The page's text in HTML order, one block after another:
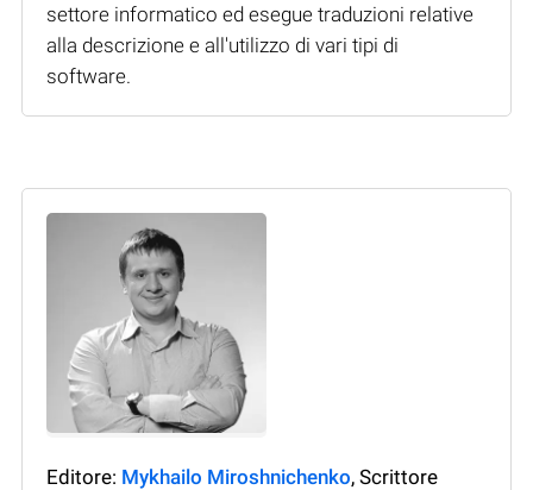
settore informatico ed esegue traduzioni relative
alla descrizione e all'utilizzo di vari tipi di
software.
Editore: Mykhailo Miroshnichenko, Scrittore